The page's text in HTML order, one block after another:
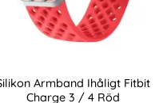
Armband Ihåligt Fitbit
Charge 3 / 4 Röd